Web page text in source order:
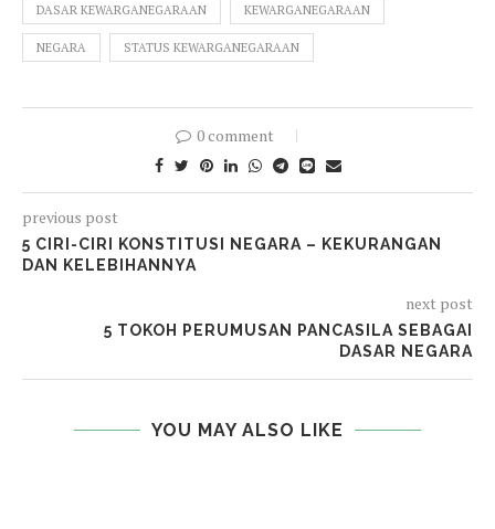
DASAR KEWARGANEGARAAN KEWARGANEGARAAN
NEGARA STATUS KEWARGANEGARAAN
0 comment
previous post
5 CIRI-CIRI KONSTITUSI NEGARA – KEKURANGAN
DAN KELEBIHANNYA
next post
5 TOKOH PERUMUSAN PANCASILA SEBAGAI
DASAR NEGARA
YOU MAY ALSO LIKE